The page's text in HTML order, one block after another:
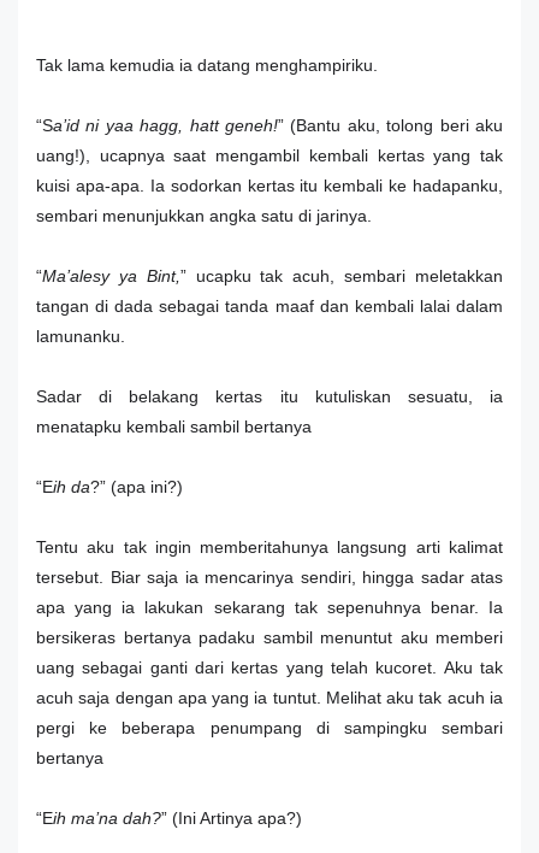
Tak lama kemudia ia datang menghampiriku.
“Sa’id ni yaa hagg, hatt geneh!” (Bantu aku, tolong beri aku
uang!), ucapnya saat mengambil kembali kertas yang tak
kuisi apa-apa. Ia sodorkan kertas itu kembali ke hadapanku,
sembari menunjukkan angka satu di jarinya.
“Ma’alesy ya Bint,” ucapku tak acuh, sembari meletakkan
tangan di dada sebagai tanda maaf dan kembali lalai dalam
lamunanku.
Sadar di belakang kertas itu kutuliskan sesuatu, ia
menatapku kembali sambil bertanya
“Eih da?” (apa ini?)
Tentu aku tak ingin memberitahunya langsung arti kalimat
tersebut. Biar saja ia mencarinya sendiri, hingga sadar atas
apa yang ia lakukan sekarang tak sepenuhnya benar. Ia
bersikeras bertanya padaku sambil menuntut aku memberi
uang sebagai ganti dari kertas yang telah kucoret. Aku tak
acuh saja dengan apa yang ia tuntut. Melihat aku tak acuh ia
pergi ke beberapa penumpang di sampingku sembari
bertanya
“Eih ma’na dah?” (Ini Artinya apa?)